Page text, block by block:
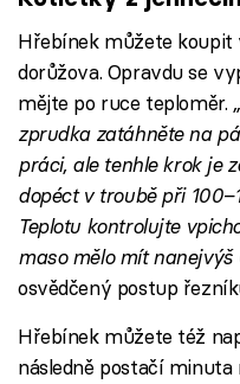
Hřebínek můžete
dorůžova. Opravdu se
mějte po ruce teploměr.
zprudka zatáhněte na
práci, ale tenhle krok je
dopéct v troubě při
Teplotu kontrolujte
maso mělo mít nanejvýš
osvědčený postup
Hřebínek můžete též
následně postačí minuta